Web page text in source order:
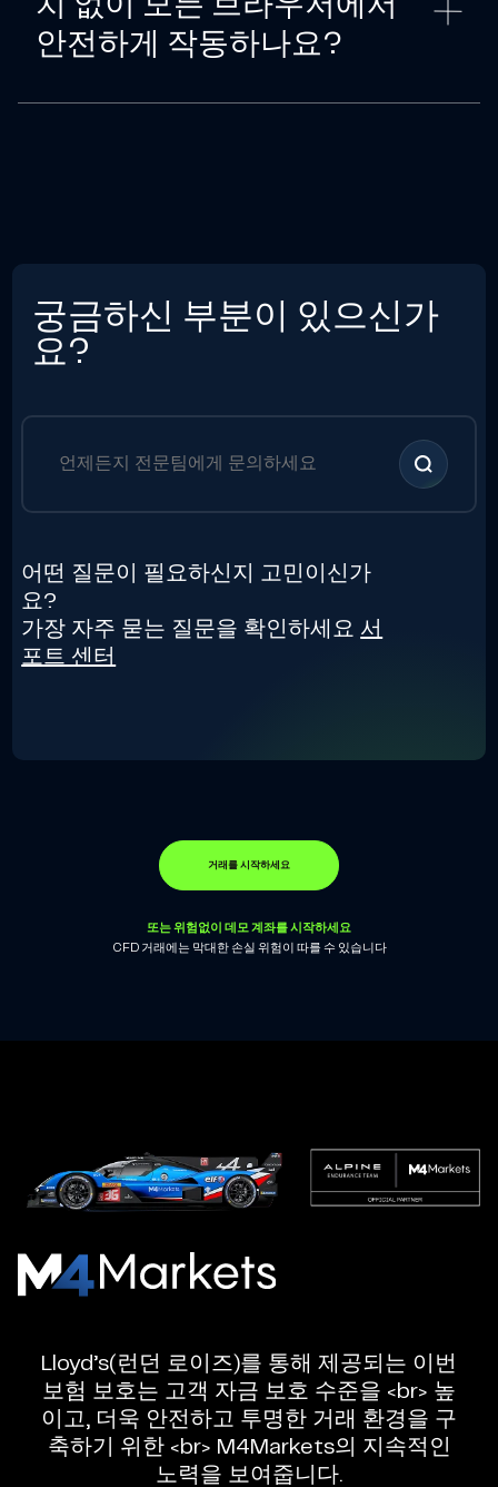
치 없이 모든 브라우저에서
안전하게 작동하나요?
궁금하신 부분이 있으신가
요?
어떤 질문이 필요하신지 고민이신가
요?
가장 자주 묻는 질문을 확인하세요 서
포트 센터
거래를 시작하세요
또는 위험없이 데모 계좌를 시작하세요
CFD 거래에는 막대한 손실 위험이 따를 수 있습니다
엠
켓
-
신
뢰
Lloyd’s(런던 로이즈)를 통해 제공되는 이번
보험 보호는 고객 자금 보호 수준을 <br> 높
이고, 더욱 안전하고 투명한 거래 환경을 구
축하기 위한 <br> M4Markets의 지속적인
노력을 보여줍니다.